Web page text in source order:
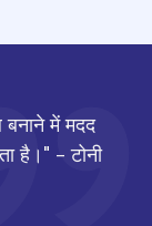
बनाने में मदद
है।" - टोनी